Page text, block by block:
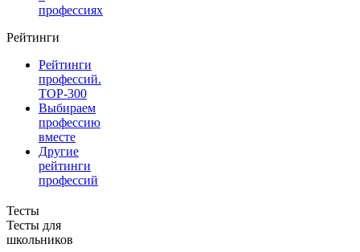
профессиях
Рейтинги
Рейтинги
профессий.
TOP-300
Выбираем
профессию
вместе
Другие
рейтинги
профессий
Тесты
Тесты для
школьников